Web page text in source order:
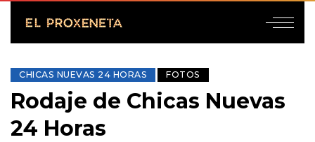
CHICAS NUEVAS 24 HORAS FOTOS
Rodaje de Chicas Nuevas
24 Horas